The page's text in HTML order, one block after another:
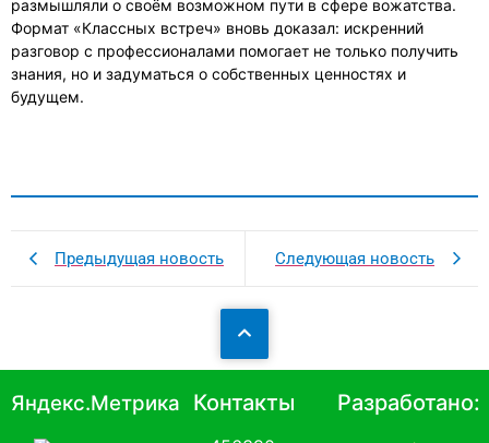
размышляли о своём возможном пути в сфере вожатства.
Формат «Классных встреч» вновь доказал: искренний
разговор с профессионалами помогает не только получить
знания, но и задуматься о собственных ценностях и
будущем.
Предыдущая новость Следующая новость
Яндекс.Метрика Контакты Разработано: